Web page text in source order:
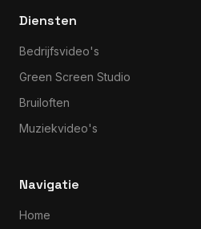
Diensten
Bedrijfsvideo's
Green Screen Studio
Bruiloften
Muziekvideo's
Navigatie
Home